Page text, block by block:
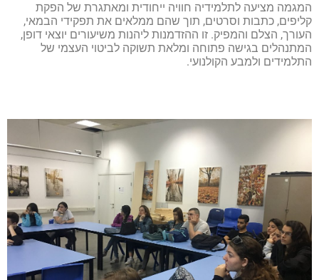
מציעה לתלמידיה חוויה ייחודית ומאתגרת של הפקת
כתבות וסרטים, תוך שהם ממלאים את תפקידי הבמאי,
הצלם והמפיק. זו ההזדמנות ליהנות משיעורים יוצאי דופן,
בגישה פתוחה ומלאת תשוקה לביטוי העצמי של
ולמבע הקולנועי.